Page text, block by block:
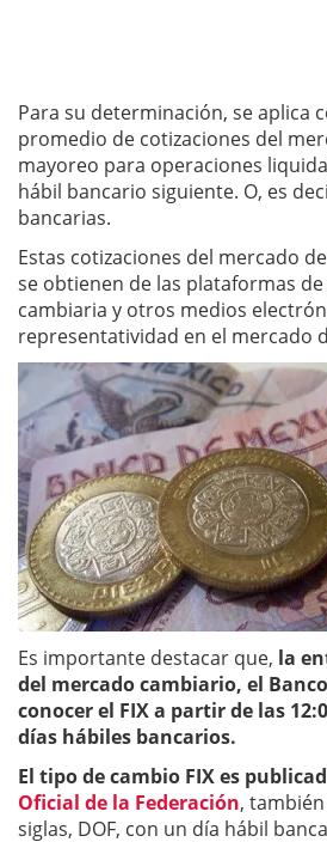
Para su determinación, se aplica
promedio de cotizaciones del
mayoreo para operaciones
hábil bancario siguiente. O, es
bancarias.
Estas cotizaciones del mercado
se obtienen de las plataformas
cambiaria y otros medios
representatividad en el mercado
Es importante destacar que, la
del mercado cambiario, el
conocer el FIX a partir de las
días hábiles bancarios.
El tipo de cambio FIX es
Oficial de la Federación,
siglas, DOF, con un día hábil